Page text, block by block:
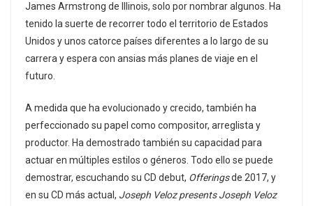
James Armstrong de Illinois, solo por nombrar algunos. Ha
tenido la suerte de recorrer todo el territorio de Estados
Unidos y unos catorce países diferentes a lo largo de su
carrera y espera con ansias más planes de viaje en el
futuro.
A medida que ha evolucionado y crecido, también ha
perfeccionado su papel como compositor, arreglista y
productor. Ha demostrado también su capacidad para
actuar en múltiples estilos o géneros. Todo ello se puede
demostrar, escuchando su CD debut, Offeringsde 2017, y
en su CD más actual, Joseph Veloz presents Joseph Veloz